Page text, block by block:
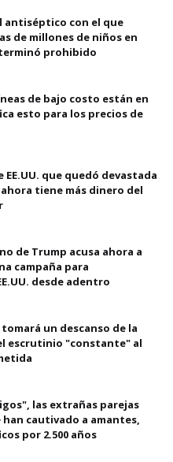
antiséptico con el que
de millones de niños en
prohibido
de bajo costo están en
esto para los precios de
EE.UU. que quedó devastada
tiene más dinero del
de Trump acusa ahora a
campaña para
desde adentro
un descanso de la
escrutinio "constante" al
las extrañas parejas
cautivado a amantes,
por 2.500 años